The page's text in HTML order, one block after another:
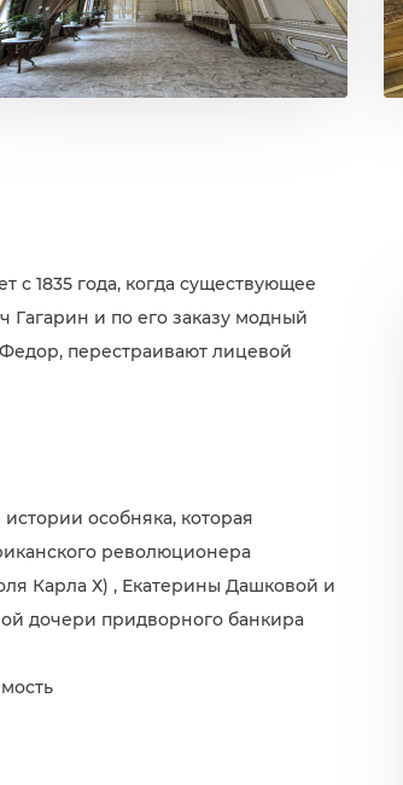
1835 года, когда существующее
Гагарин и по его заказу модный
перестраивают лицевой
особняка, которая
революционера
Карла Х) , Екатерины Дашковой и
дочери придворного банкира